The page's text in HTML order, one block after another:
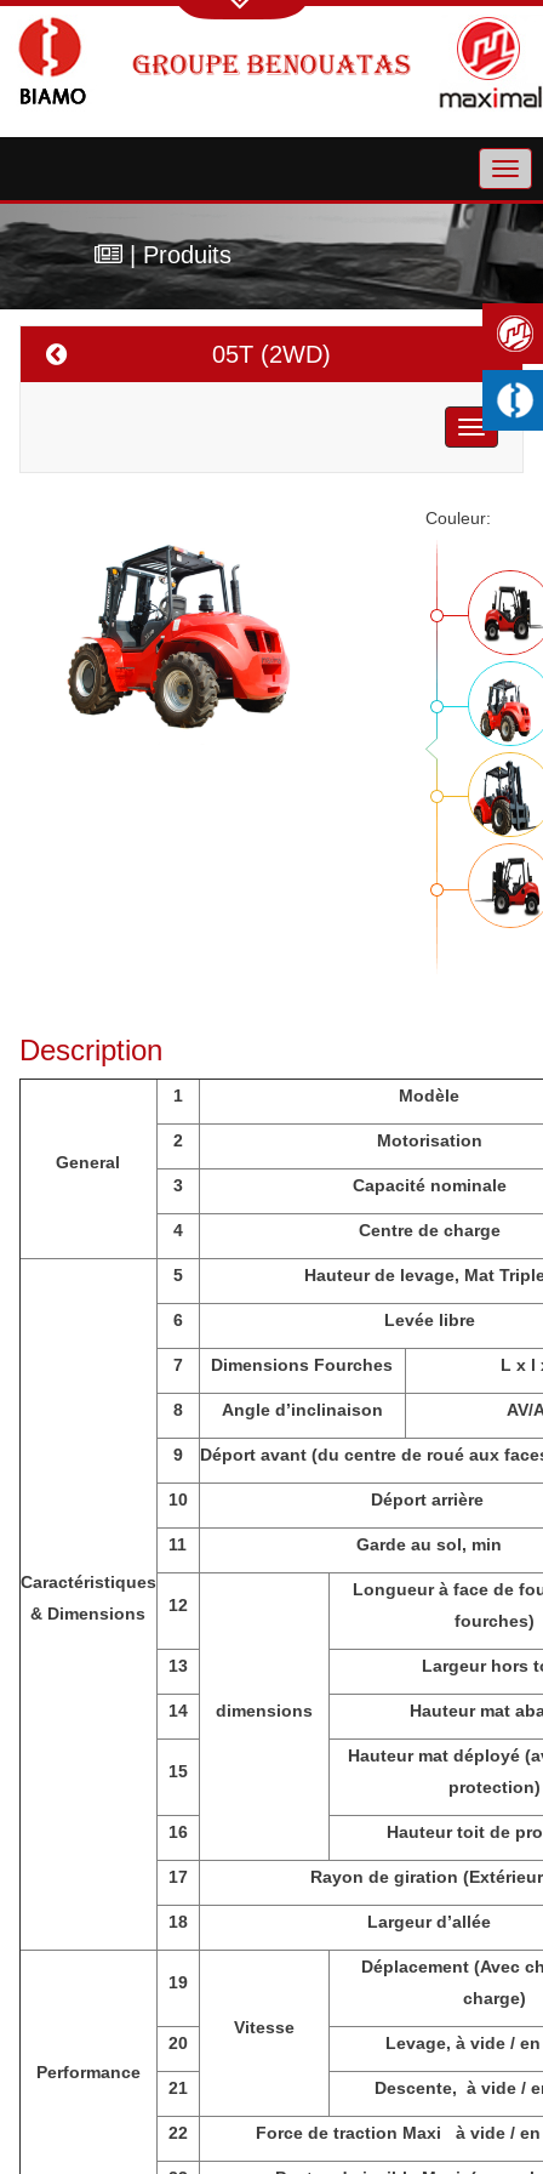
| Produits
05T (2WD)
Toggle
Couleur:
Description
General
1 Modèle
2 Motorisation
3 Capacité nominale
4 Centre de charge
Caractéristiques
& Dimensions
5 Hauteur de levage, Mat
6 Levée libre
7 Dimensions Fourches L x l
8 Angle d’inclinaison AV/
9 Déport avant (du centre de roué aux
10 Déport arrière
11 Garde au sol, min
12
dimensions
Longueur à face de
fourches)
13 Largeur hors
14 Hauteur mat
15
Hauteur mat déployé
protection)
16 Hauteur toit de
17 Rayon de giration
18 Largeur d’allée
Performance
19
Vitesse
Déplacement (Avec
charge)
20 Levage, à vide /
21 Descente, à vide /
22 Force de traction Maxi à vide /